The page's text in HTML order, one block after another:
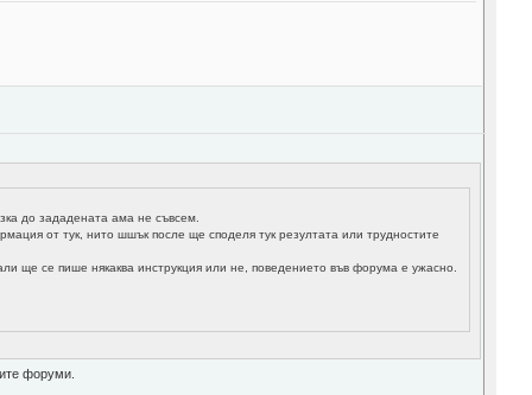
до зададената ама не съвсем.
от тук, нито шшък после ще споделя тук резултата или трудностите
ще се пише някаква инструкция или не, поведението във форума е ужасно.
форуми.